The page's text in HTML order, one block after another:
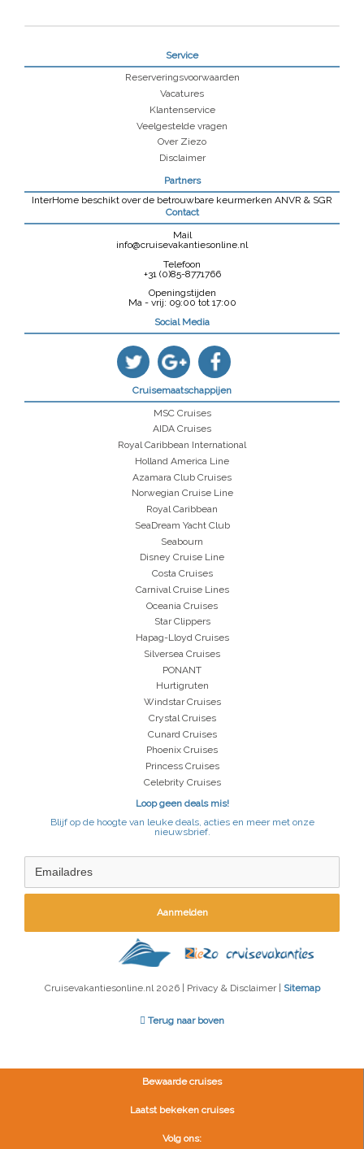
Service
Reserveringsvoorwaarden
Vacatures
Klantenservice
Veelgestelde vragen
Over Ziezo
Disclaimer
Partners
InterHome beschikt over de betrouwbare keurmerken ANVR & SGR
Contact
Mail
info@cruisevakantiesonline.nl
Telefoon
+31 (0)85-8771766
Openingstijden
Ma - vrij: 09:00 tot 17:00
Social Media
Cruisemaatschappijen
MSC Cruises
AIDA Cruises
Royal Caribbean International
Holland America Line
Azamara Club Cruises
Norwegian Cruise Line
Royal Caribbean
SeaDream Yacht Club
Seabourn
Disney Cruise Line
Costa Cruises
Carnival Cruise Lines
Oceania Cruises
Star Clippers
Hapag-Lloyd Cruises
Silversea Cruises
PONANT
Hurtigruten
Windstar Cruises
Crystal Cruises
Cunard Cruises
Phoenix Cruises
Princess Cruises
Celebrity Cruises
Loop geen deals mis!
Blijf op de hoogte van leuke deals, acties en meer met onze
nieuwsbrief.
Aanmelden
Cruisevakantiesonline.nl 2026 | Privacy & Disclaimer | Sitemap
Terug naar boven
Bewaarde cruises
Laatst bekeken cruises
Volg ons: